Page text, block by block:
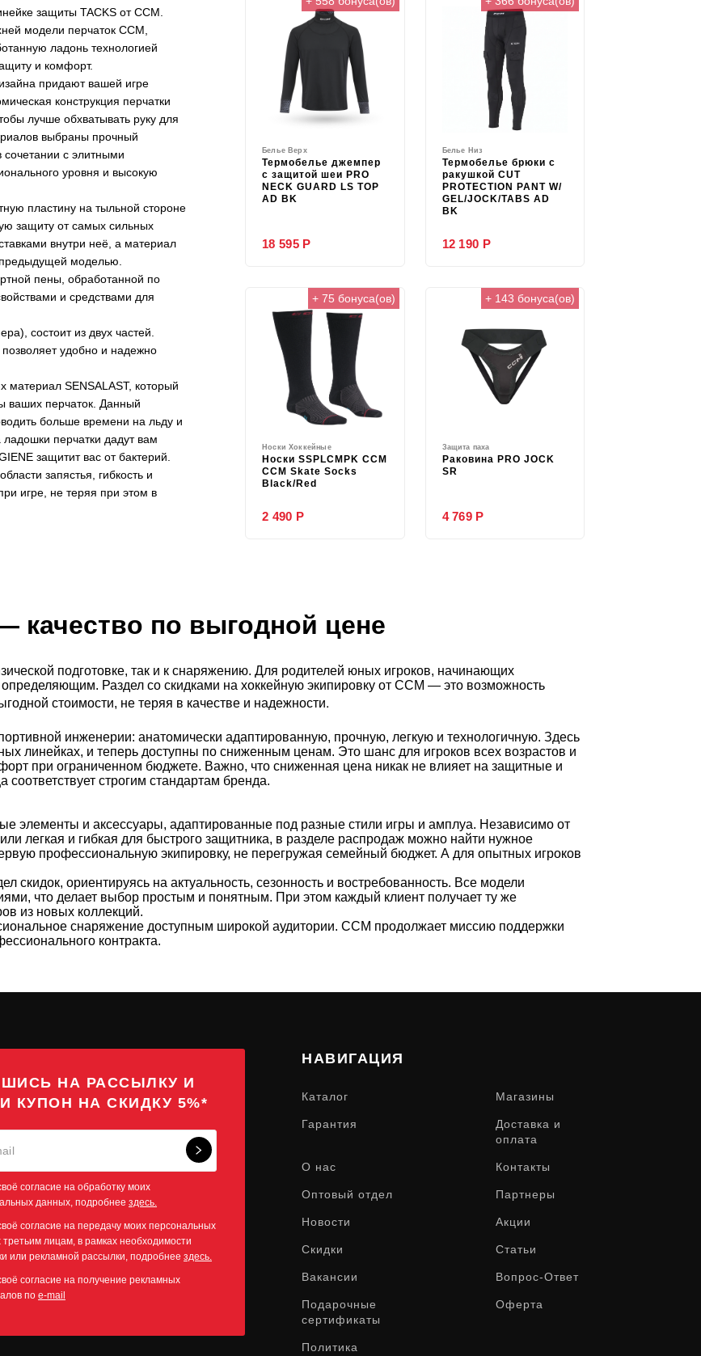
защиты TACKS от CCM.
модели перчаток CCM,
ладонь технологией
и комфорт.
придают вашей игре
конструкция перчатки
лучше обхватывать руку для
выбраны прочный
сочетании с элитными
уровня и высокую
пластину на тыльной стороне
защиту от самых сильных
внутри неё, а материал
моделью.
пены, обработанной по
и средствами для
состоит из двух частей.
удобно и надежно
материал SENSALAST, который
ваших перчаток. Данный
больше времени на льду и
перчатки дадут вам
защитит вас от бактерий.
запястья, гибкость и
игре, не теряя при этом в
Белье Верх
Термобелье джемпер
с защитой шеи PRO
NECK GUARD LS TOP
AD BK
18 595 Р
Белье Низ
Термобелье брюки с
ракушкой CUT
PROTECTION PANT W/
GEL/JOCK/TABS AD
BK
12 190 Р
+ 75 бонуса(ов)
Носки Хоккейные
Носки SSPLCMPK CCM
CCM Skate Socks
Black/Red
2 490 Р
+ 143 бонуса(ов)
Защита паха
Раковина PRO JOCK
SR
4 769 Р
качество по выгодной цене
подготовке, так и к снаряжению. Для родителей юных игроков, начинающих
Раздел со скидками на хоккейную экипировку от CCM — это возможность
стоимости, не теряя в качестве и надежности.
инженерии: анатомически адаптированную, прочную, легкую и технологичную. Здесь
линейках, и теперь доступны по сниженным ценам. Это шанс для игроков всех возрастов и
при ограниченном бюджете. Важно, что сниженная цена никак не влияет на защитные и
строгим стандартам бренда.
элементы и аксессуары, адаптированные под разные стили игры и амплуа. Независимо от
легкая и гибкая для быстрого защитника, в разделе распродаж можно найти нужное
профессиональную экипировку, не перегружая семейный бюджет. А для опытных игроков
ориентируясь на актуальность, сезонность и востребованность. Все модели
что делает выбор простым и понятным. При этом каждый клиент получает ту же
из новых коллекций.
снаряжение доступным широкой аудитории. CCM продолжает миссию поддержки
контракта.
НА РАССЫЛКУ И
КУПОН НА СКИДКУ 5%*
согласие на обработку моих
данных, подробнее здесь.
согласие на передачу моих персональных
лицам, в рамках необходимости
или рекламной рассылки, подробнее здесь.
согласие на получение рекламных
по e-mail
НАВИГАЦИЯ
Каталог Магазины
Гарантия
Доставка и
оплата
О нас Контакты
Оптовый отдел Партнеры
Новости Акции
Скидки Статьи
Вакансии Вопрос-Ответ
Подарочные
сертификаты
Оферта
Политика